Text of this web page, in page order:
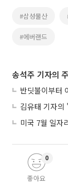
#삼성물산
#에버랜드
송석주 기자의
미국 7월 일자
좋아요
0